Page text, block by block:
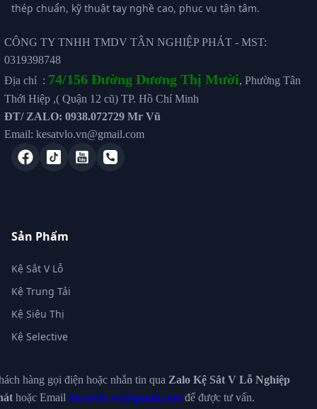
thép chuẩn, kỹ thuật tay nghề cao, phục vụ tận tâm.
CÔNG TY TNHH TMDV TÂN NGHIỆP PHÁT - MST:
0319398748
Địa chỉ : 74/156 Đường Dương Thị Mười, Phường Tân
Thới Hiệp ,( Quận 12 cũ) TP. Hồ Chí Minh
ĐT/ ZALO: 0938.072729 Mr Vũ
Email: kesatvlo.vn@gmail.com
Sản Phẩm
Kệ Sắt V Lỗ
Kệ Trung Tải
Kệ Siêu Thị
Kệ Selective
hàng gọi điện hoặc nhắn tin qua Zalo Kệ Sắt V Lỗ Nghiệp
hoặc Email kesatvlo.vn@gmail.com để được tư vấn.